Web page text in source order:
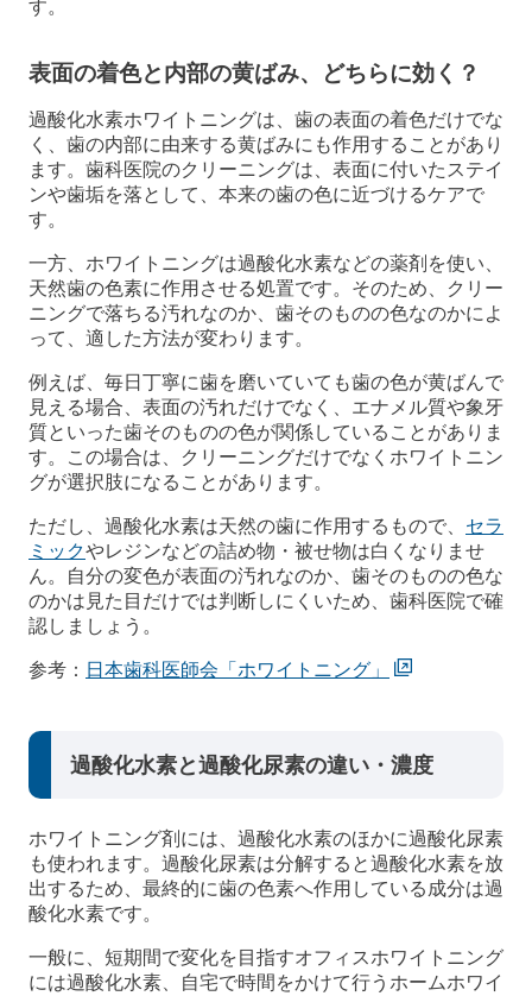
す。
表面の着色と内部の黄ばみ、どちらに効く？
過酸化水素ホワイトニングは、歯の表面の着色だけでな
く、歯の内部に由来する黄ばみにも作用することがあり
ます。歯科医院のクリーニングは、表面に付いたステイ
ンや歯垢を落として、本来の歯の色に近づけるケアで
す。
一方、ホワイトニングは過酸化水素などの薬剤を使い、
天然歯の色素に作用させる処置です。そのため、クリー
ニングで落ちる汚れなのか、歯そのものの色なのかによ
って、適した方法が変わります。
例えば、毎日丁寧に歯を磨いていても歯の色が黄ばんで
見える場合、表面の汚れだけでなく、エナメル質や象牙
質といった歯そのものの色が関係していることがありま
す。この場合は、クリーニングだけでなくホワイトニン
グが選択肢になることがあります。
ただし、過酸化水素は天然の歯に作用するもので、 セラ
ミックやレジンなどの詰め物・被せ物は白くなりませ
ん。自分の変色が表面の汚れなのか、歯そのものの色な
のかは見た目だけでは判断しにくいため、歯科医院で確
認しましょう。
参考： 日本歯科医師会「ホワイトニング」
過酸化水素と過酸化尿素の違い・濃度
ホワイトニング剤には、過酸化水素のほかに過酸化尿素
も使われます。過酸化尿素は分解すると過酸化水素を放
出するため、最終的に歯の色素へ作用している成分は過
酸化水素です。
一般に、短期間で変化を目指すオフィスホワイトニング
には過酸化水素、自宅で時間をかけて行うホームホワイ